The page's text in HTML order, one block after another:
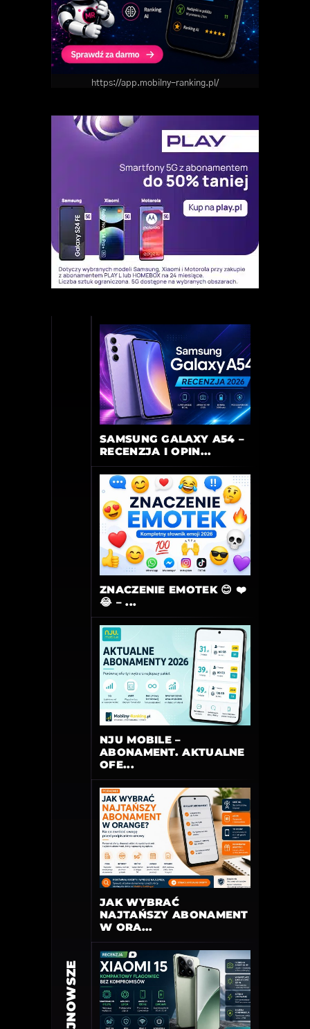
https://app.mobilny-ranking.pl/
NAJNOWSZE
SAMSUNG GALAXY A54 –
RECENZJA I OPIN...
ZNACZENIE EMOTEK 😊 ❤️
😂 – ...
NJU MOBILE –
ABONAMENT. AKTUALNE
OFE...
JAK WYBRAĆ
NAJTAŃSZY ABONAMENT
W ORA...